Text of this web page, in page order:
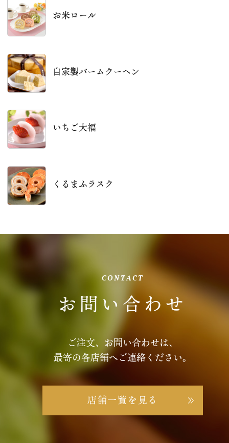
お米ロール
自家製バームクーヘン
いちご大福
くるまふラスク
CONTACT
お問い合わせ
ご注文、お問い合わせは、
最寄の各店舗へご連絡ください。
店舗一覧を見る